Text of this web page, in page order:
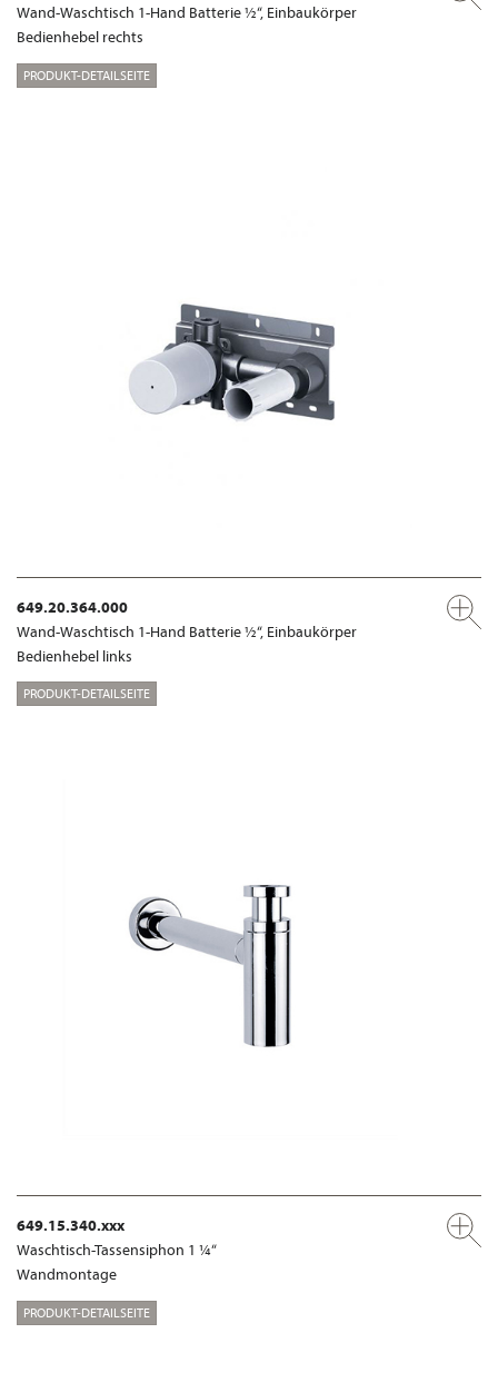
Wand-Waschtisch 1-Hand Batterie ½“, Einbaukörper
Bedienhebel rechts
PRODUKT-DETAILSEITE
649.20.364.000
Wand-Waschtisch 1-Hand Batterie ½“, Einbaukörper
Bedienhebel links
PRODUKT-DETAILSEITE
649.15.340.xxx
Waschtisch-Tassensiphon 1 ¼“
Wandmontage
PRODUKT-DETAILSEITE